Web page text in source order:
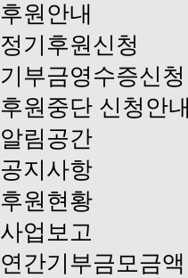
후원안내
정기후원신청
기부금영수증신청
후원중단 신청안내
알림공간
공지사항
후원현황
사업보고
연간기부금모금액